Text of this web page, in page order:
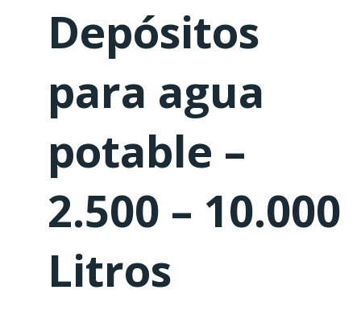
Depósitos
para agua
potable –
2.500 – 10.000
Litros